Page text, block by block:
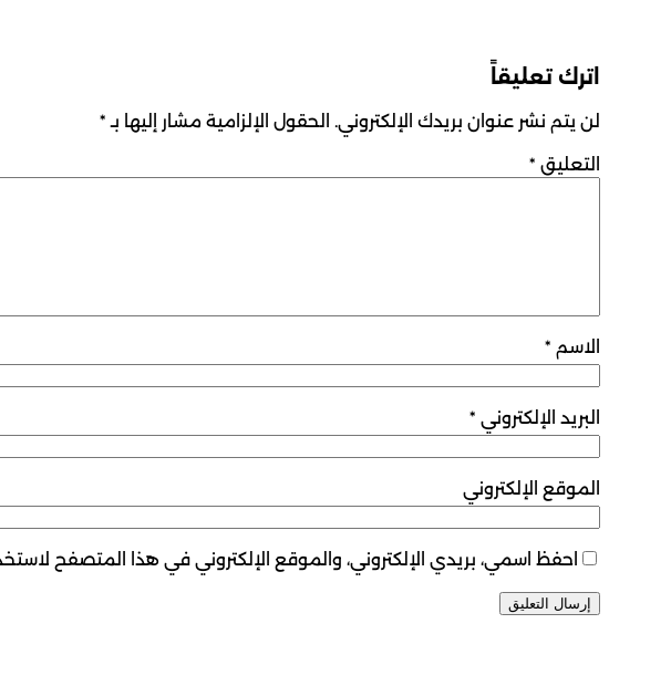
اترك تعليقاً
لن يتم نشر عنوان بريدك الإلكتروني. الحقول الإلزامية مشار إليها بـ *
التعليق *
الاسم *
البريد الإلكتروني *
الموقع الإلكتروني
احفظ اسمي، بريدي الإلكتروني، والموقع الإلكتروني في هذا المتصفح